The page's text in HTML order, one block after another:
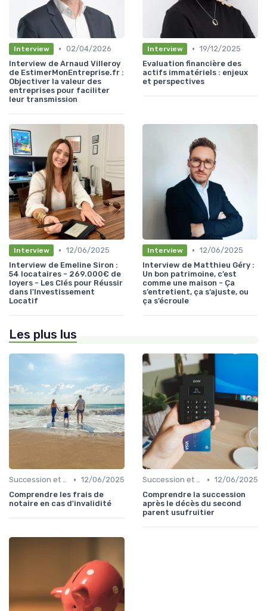
Interview • 02/04/2026
Interview de Arnaud Villeroy
de EstimerMonEntreprise.fr :
Objectiver la valeur des
entreprises pour faciliter
leur transmission
Interview • 19/12/2025
Evaluation financière des
actifs immatériels : enjeux
et perspectives
Interview • 12/06/2025
Interview de Emeline Siron :
54 locataires - 269.000€ de
loyers - Les Clés pour Réussir
dans l'Investissement
Locatif
Interview • 12/06/2025
Interview de Matthieu Géry :
Un bon patrimoine, c’est
comme une maison - Ça
s’entretient, ça s’ajuste, ou
ça s’écroule
Les plus lus
Succession et Transmission de Patrimoine • 12/06/2025
Comprendre les frais de
notaire en cas d'invalidité
Succession et Transmission de Patrimoine • 12/06/2025
Comprendre la succession
après le décès du second
parent usufruitier